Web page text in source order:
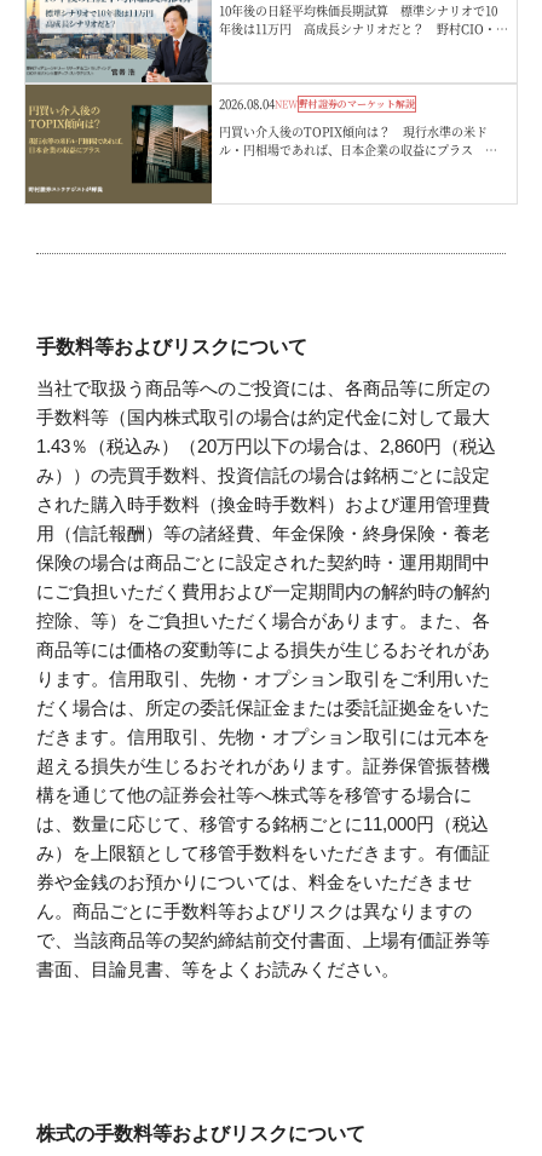
10年後の日経平均株価長期試算 標準シナリオで10
年後は11万円 高成長シナリオだと？ 野村CIO・宮
2026.08.04NEW野村證券のマーケット解説
円買い介入後のTOPIX傾向は？ 現行水準の米ド
ル・円相場であれば、日本企業の収益にプラス 野
手数料等およびリスクについて
当社で取扱う商品等へのご投資には、各商品等に所定の
手数料等（国内株式取引の場合は約定代金に対して最大
1.43％（税込み）（20万円以下の場合は、2,860円（税込
み））の売買手数料、投資信託の場合は銘柄ごとに設定
された購入時手数料（換金時手数料）および運用管理費
用（信託報酬）等の諸経費、年金保険・終身保険・養老
保険の場合は商品ごとに設定された契約時・運用期間中
にご負担いただく費用および一定期間内の解約時の解約
控除、等）をご負担いただく場合があります。また、各
商品等には価格の変動等による損失が生じるおそれがあ
ります。信用取引、先物・オプション取引をご利用いた
だく場合は、所定の委託保証金または委託証拠金をいた
だきます。信用取引、先物・オプション取引には元本を
超える損失が生じるおそれがあります。証券保管振替機
構を通じて他の証券会社等へ株式等を移管する場合に
は、数量に応じて、移管する銘柄ごとに11,000円（税込
み）を上限額として移管手数料をいただきます。有価証
券や金銭のお預かりについては、料金をいただきませ
ん。商品ごとに手数料等およびリスクは異なりますの
で、当該商品等の契約締結前交付書面、上場有価証券等
書面、目論見書、等をよくお読みください。
株式の手数料等およびリスクについて